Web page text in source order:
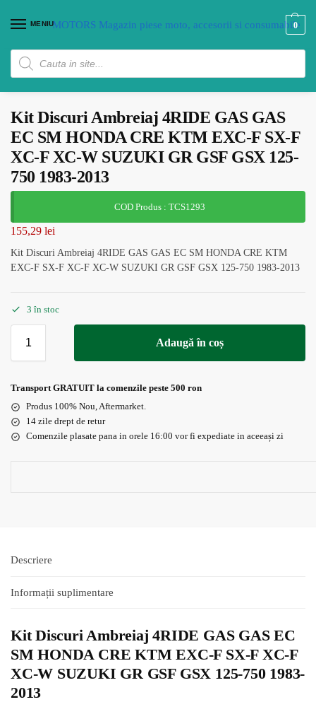
MENIU 0
Kit Discuri Ambreiaj 4RIDE GAS GAS
EC SM HONDA CRE KTM EXC-F SX-F
XC-F XC-W SUZUKI GR GSF GSX 125-
750 1983-2013
COD Produs : TCS1293
155,29 lei
Kit Discuri Ambreiaj 4RIDE GAS GAS EC SM HONDA CRE KTM
EXC-F SX-F XC-F XC-W SUZUKI GR GSF GSX 125-750 1983-2013
3 în stoc
Adaugă în coș
Transport GRATUIT la comenzile peste 500 ron
Produs 100% Nou, Aftermarket.
14 zile drept de retur
Comenzile plasate pana in orele 16:00 vor fi expediate in aceeași zi
Descriere
Informații suplimentare
Kit Discuri Ambreiaj 4RIDE GAS GAS EC
SM HONDA CRE KTM EXC-F SX-F XC-F
XC-W SUZUKI GR GSF GSX 125-750 1983-
2013